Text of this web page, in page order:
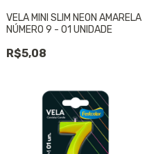
VELA MINI SLIM NEON AMARELA
NÚMERO 9 - 01 UNIDADE
R$5,08